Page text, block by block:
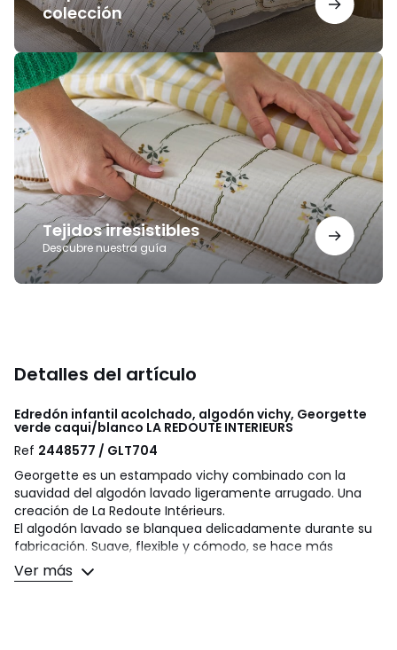
colección
Tejidos irresistibles
Descubre nuestra guía
Tejidos
irresistibles
Detalles del artículo
Edredón infantil acolchado, algodón vichy, Georgette
verde caqui/blanco LA REDOUTE INTERIEURS
Ref 2448577 / GLT704
Georgette es un estampado vichy combinado con la
suavidad del algodón lavado ligeramente arrugado. Una
creación de La Redoute Intérieurs.
El algodón lavado se blanquea delicadamente durante su
fabricación. Suave, flexible y cómodo, se hace más
resbaladizo con el tiempo. Tendencia por su aspecto
ligeramente arrugado, no es necesario plancharla.
Ver más